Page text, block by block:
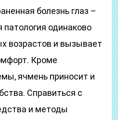
болезнь глаз –
патология одинаково
возрастов и вызывает
Кроме
ячмень приносит и
Справиться с
и методы